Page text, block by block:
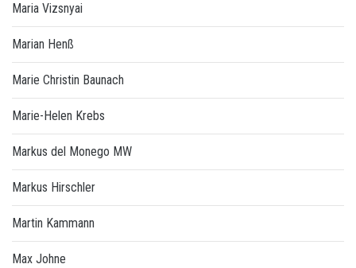
Maria Vizsnyai
Marian Henß
Marie Christin Baunach
Marie-Helen Krebs
Markus del Monego MW
Markus Hirschler
Martin Kammann
Max Johne